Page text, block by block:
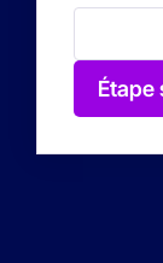
Étape